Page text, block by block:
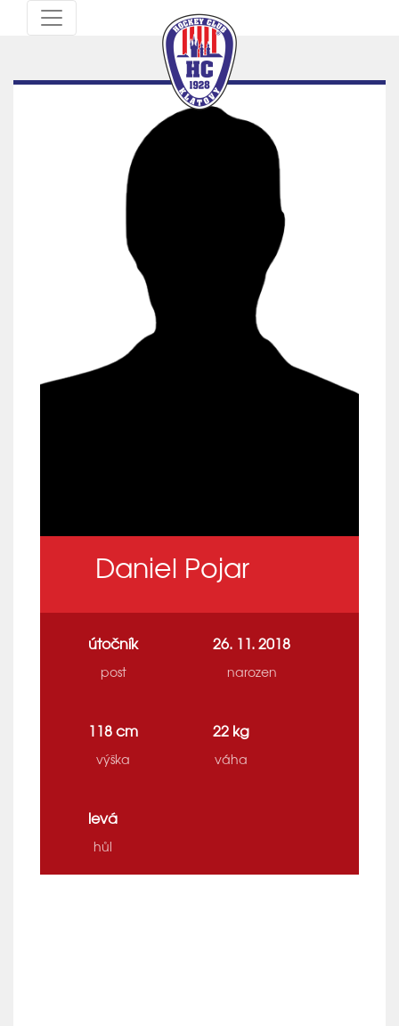
Daniel Pojar
útočník
post
26. 11. 2018
narozen
118 cm
výška
22 kg
váha
levá
hůl